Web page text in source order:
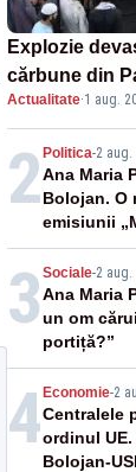
Explozie
cărbune din
morți - VIDEO
Actualitate·1 aug.
2 Politica-2 aug.
Ana Maria
Bolojan. O
emisiunii
PLUS
3 Sociale-2 aug.
Ana Maria
un om
portiță?”
4 Economie-2
Centralele
ordinul
Bolojan-